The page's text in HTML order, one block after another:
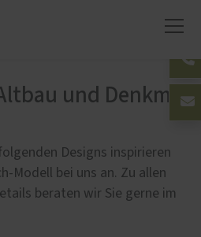
und Denkmal
Designs inspirieren
Modell bei uns an. Zu allen
beraten wir Sie gerne im